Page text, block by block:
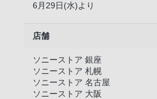
6月29日(水)より
店舗
ソニーストア 銀座
ソニーストア 札幌
ソニーストア 名古屋
ソニーストア 大阪